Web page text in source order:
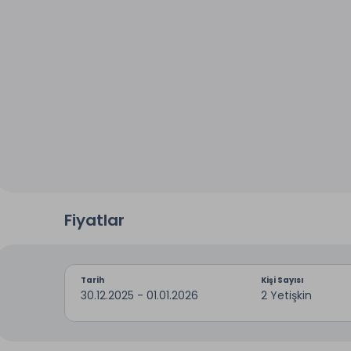
Fiyatlar
Tarih
30.12.2025 - 01.01.2026
Kişi Sayısı
2 Yetişkin